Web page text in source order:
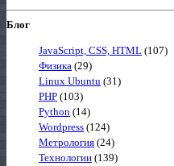
Блог
JavaScript, CSS, HTML (107)
Физика (29)
Linux Ubuntu (31)
PHP (103)
Python (14)
Wordpress (124)
Метрология (24)
Технологии (139)